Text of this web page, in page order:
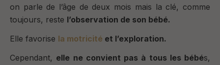
on parle de l’âge de deux mois mais la clé, comme
toujours, reste l’observation de son bébé.
Elle favorise la motricité et l’exploration.
Cependant, elle ne convient pas à tous les bébés,